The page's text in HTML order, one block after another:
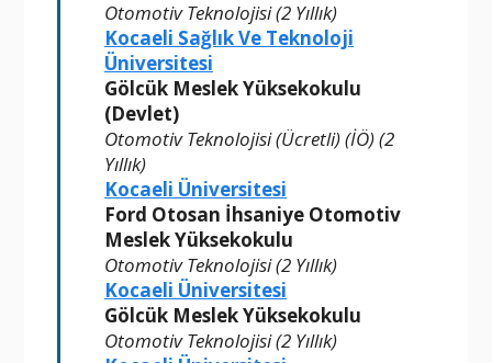
Otomotiv Teknolojisi (2 Yıllık)
Kocaeli Sağlık Ve Teknoloji
Üniversitesi
Gölcük Meslek Yüksekokulu
(Devlet)
Otomotiv Teknolojisi (Ücretli) (İÖ) (2
Yıllık)
Kocaeli Üniversitesi
Ford Otosan İhsaniye Otomotiv
Meslek Yüksekokulu
Otomotiv Teknolojisi (2 Yıllık)
Kocaeli Üniversitesi
Gölcük Meslek Yüksekokulu
Otomotiv Teknolojisi (2 Yıllık)